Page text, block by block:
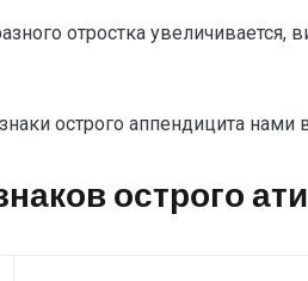
отростка
острого аппендицита
острого